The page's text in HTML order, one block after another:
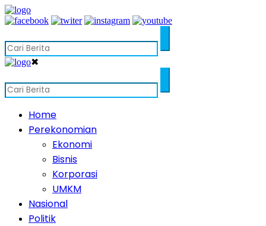
✖
Home
Perekonomian
Ekonomi
Bisnis
Korporasi
UMKM
Nasional
Politik